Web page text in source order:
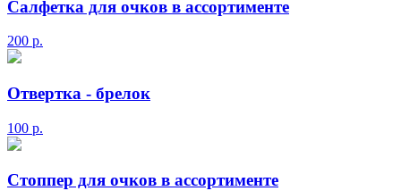
Салфетка для очков в ассортименте
200 р.
Отвертка - брелок
100 р.
Стоппер для очков в ассортименте